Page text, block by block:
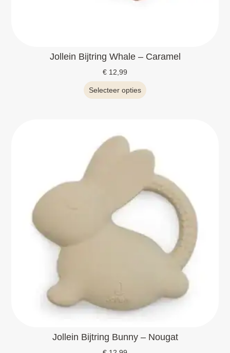
Jollein Bijtring Whale – Caramel
€ 12,99
Selecteer opties
Jollein Bijtring Bunny – Nougat